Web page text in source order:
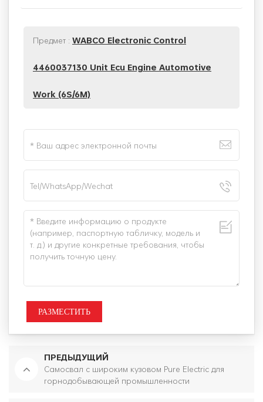
Предмет : WABCO Electronic Control
4460037130 Unit Ecu Engine Automotive
Work (6S/6M)
РАЗМЕСТИТЬ
ПРЕДЫДУЩИЙ
Самосвал с широким кузовом Pure Electric для
горнодобывающей промышленности